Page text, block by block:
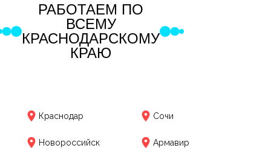
РАБОТАЕМ ПО
ВСЕМУ
КРАСНОДАРСКОМУ
КРАЮ
Краснодар Сочи
Новороссийск Армавир